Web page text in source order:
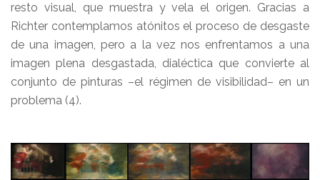
resto visual, que muestra y vela el origen. Gracias a
Richter contemplamos atónitos el proceso de desgaste
de una imagen, pero a la vez nos enfrentamos a una
imagen plena desgastada, dialéctica que convierte al
conjunto de pinturas –el régimen de visibilidad– en un
problema (4).